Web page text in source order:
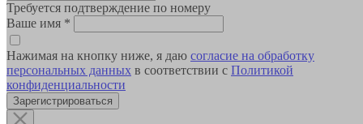
Требуется подтверждение по номеру
Ваше имя *
Нажимая на кнопку ниже, я даю согласие на обработку
персональных данных в соответствии с Политикой
конфиденциальности
Зарегистрироваться